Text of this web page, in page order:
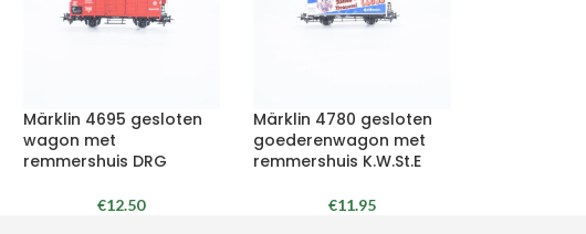
Märklin 4695 gesloten
wagon met
remmershuis DRG
€12.50
Märklin 4780 gesloten
goederenwagon met
remmershuis K.W.St.E
€11.95